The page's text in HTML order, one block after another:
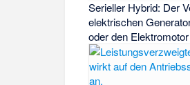
Serieller Hybrid: Der
elektrischen
oder den